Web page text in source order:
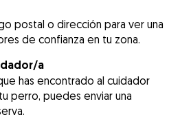
postal o dirección para ver una
de confianza en tu zona.
a
has encontrado al cuidador
perro, puedes enviar una